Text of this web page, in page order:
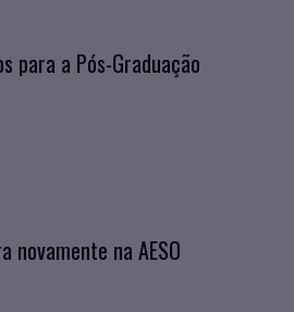
para a Pós-Graduação
novamente na AESO